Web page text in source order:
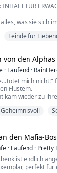
der skrupellose
INHALT FÜR
was sie sich
Stiefmutter
dem Tag, an dem
Freund
B...
Feinde für
von den Alphas
· Laufend ·
mich nicht!"
Flüstern.
kam wieder zu
wimmerte und
sind
und teilten die
Geheimnisvoll
den Mafia-
· Laufend · Pretty
ist endlich
perfekt für